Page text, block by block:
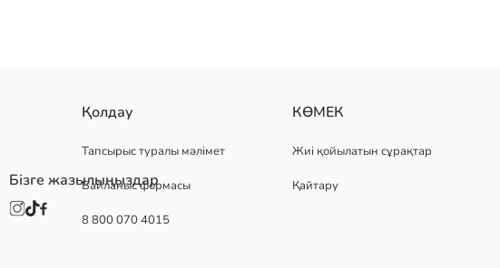
Негізгі Мата Шолақ Шалбар:
Сатушы:
Бренд:
Қолдау
Тапсырыс туралы мәлімет
Байланыс формасы
8 800 070 4015
КӨМЕК
Жиі қойылатын сұрақтар
Қайтару
Бізге жазылыңыздар